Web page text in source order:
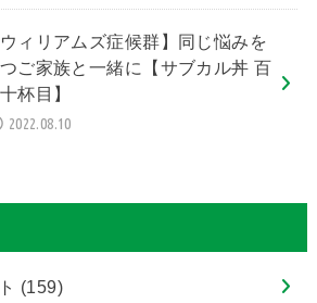
ウィリアムズ症候群】同じ悩みを
ご家族と一緒に【サブカル丼 百
杯目】
2022.08.10
(159)